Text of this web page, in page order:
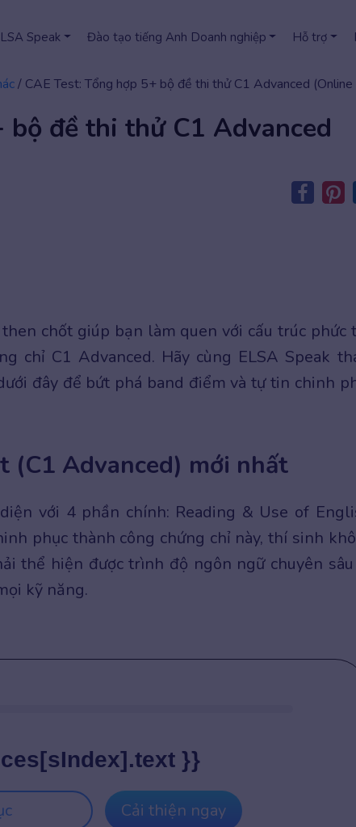
Speak Đào tạo tiếng Anh Doanh nghiệp Hỗ trợ
/ CAE Test: Tổng hợp 5+ bộ đề thi thử C1 Advanced
bộ đề thi thử C1 Advanced
chốt giúp bạn làm quen với cấu trúc phức
chỉ C1 Advanced. Hãy cùng ELSA Speak
đây để bứt phá band điểm và tự tin chinh
(C1 Advanced) mới nhất
với 4 phần chính: Reading & Use of
phục thành công chứng chỉ này, thí sinh
thể hiện được trình độ ngôn ngữ chuyên
kỹ năng.
}}
Cải thiện ngay